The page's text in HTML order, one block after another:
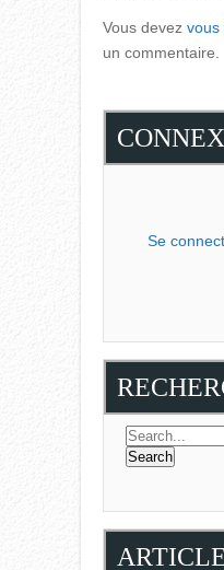
Vous devez vous
un commentaire.
Se